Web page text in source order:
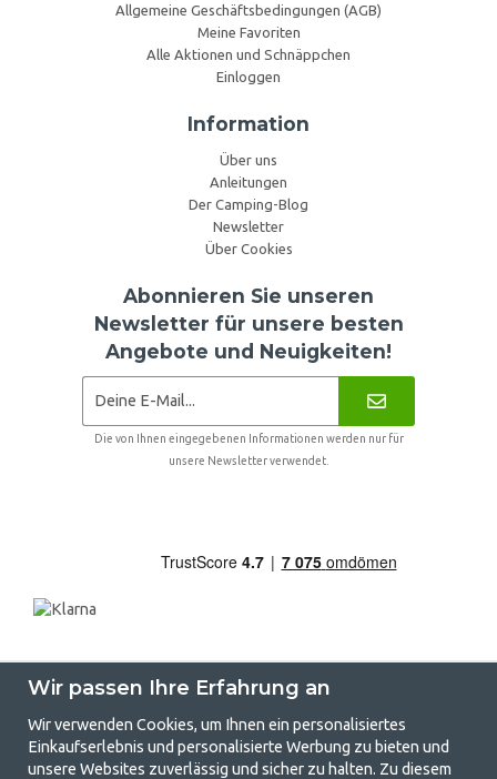
Allgemeine Geschäftsbedingungen (AGB)
Meine Favoriten
Alle Aktionen und Schnäppchen
Einloggen
Information
Über uns
Anleitungen
Der Camping-Blog
Newsletter
Über Cookies
Abonnieren Sie unseren
Newsletter für unsere besten
Angebote und Neuigkeiten!
Die von Ihnen eingegebenen Informationen werden nur für
unsere Newsletter verwendet.
Wir passen Ihre Erfahrung an
Wir verwenden Cookies, um Ihnen ein personalisiertes
Einkaufserlebnis und personalisierte Werbung zu bieten und
unsere Websites zuverlässig und sicher zu halten. Zu diesem